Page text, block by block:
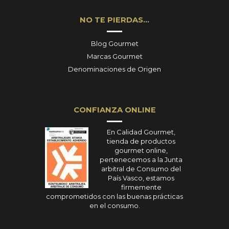
NO TE PIERDAS…
Blog Gourmet
Marcas Gourmet
Denominaciones de Origen
CONFIANZA ONLINE
En Calidad Gourmet,
tienda de productos
gourmet online,
pertenecemos a la Junta
arbitral de Consumo del
País Vasco, estamos
firmemente
comprometidos con las buenas prácticas
en el consumo.